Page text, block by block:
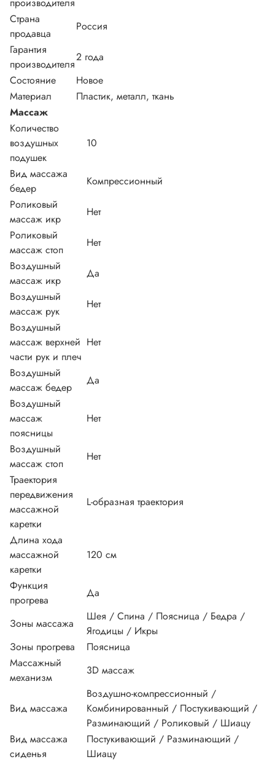
производителя
Страна
продавца
Россия
Гарантия
производителя
2 года
Состояние
Новое
Материал
Пластик, металл, ткань
Массаж
Количество
воздушных
подушек
10
Вид массажа
бедер
Компрессионный
Роликовый
массаж икр
Нет
Роликовый
массаж стоп
Нет
Воздушный
массаж икр
Да
Воздушный
массаж рук
Нет
Воздушный
массаж верхней
части рук и плеч
Нет
Воздушный
массаж бедер
Да
Воздушный
массаж
поясницы
Нет
Воздушный
массаж стоп
Нет
Траектория
передвижения
массажной
каретки
L-образная траектория
Длина хода
массажной
каретки
120 см
Функция
прогрева
Да
Зоны массажа
Шея / Спина / Поясница / Бедра /
Ягодицы / Икры
Зоны прогрева
Поясница
Массажный
механизм
3D массаж
Вид массажа
Воздушно-компрессионный /
Комбинированный / Постукивающий /
Разминающий / Роликовый / Шиацу
Вид массажа
сиденья
Постукивающий / Разминающий /
Шиацу